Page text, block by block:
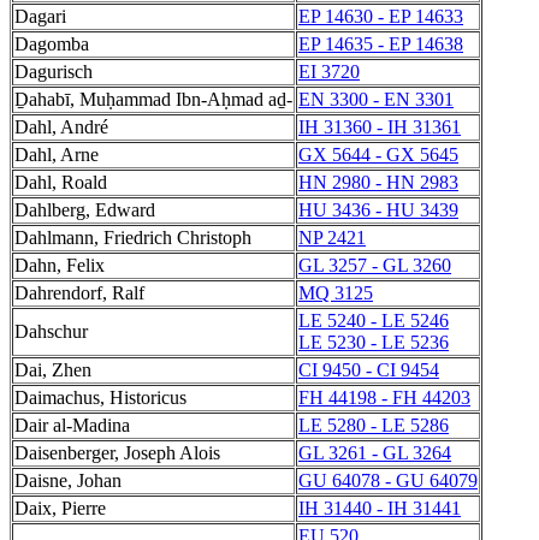
Dagari
EP 14630 - EP 14633
Dagomba
EP 14635 - EP 14638
Dagurisch
EI 3720
Ḏahabī, Muḥammad Ibn-Aḥmad aḏ- EN 3300 - EN 3301
Dahl, André
IH 31360 - IH 31361
Dahl, Arne
GX 5644 - GX 5645
Dahl, Roald
HN 2980 - HN 2983
Dahlberg, Edward
HU 3436 - HU 3439
Dahlmann, Friedrich Christoph
NP 2421
Dahn, Felix
GL 3257 - GL 3260
Dahrendorf, Ralf
MQ 3125
Dahschur
LE 5240 - LE 5246
LE 5230 - LE 5236
Dai, Zhen
CI 9450 - CI 9454
Daimachus, Historicus
FH 44198 - FH 44203
Dair al-Madina
LE 5280 - LE 5286
Daisenberger, Joseph Alois
GL 3261 - GL 3264
Daisne, Johan
GU 64078 - GU 64079
Daix, Pierre
IH 31440 - IH 31441
EU 520